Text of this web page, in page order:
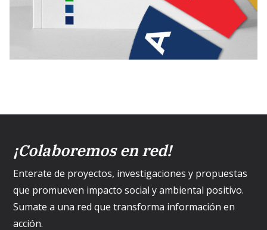
¡Colaboremos en red!
Enterate de proyectos, investigaciones y propuestas
que promueven impacto social y ambiental positivo.
Sumate a una red que transforma información en
acción.